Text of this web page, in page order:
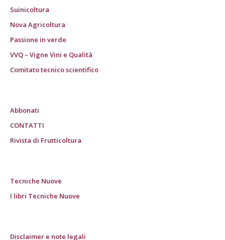
Suinicoltura
Nova Agricoltura
Passione in verde
VVQ – Vigne Vini e Qualità
Comitato tecnico scientifico
Abbonati
CONTATTI
Rivista di Frutticoltura
Tecniche Nuove
I libri Tecniche Nuove
Disclaimer e note legali